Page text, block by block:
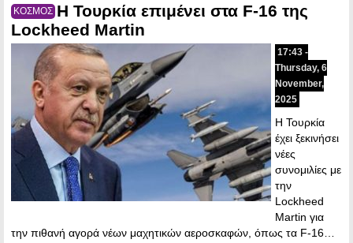
ΚΟΣΜΟΣ Η Τουρκία επιμένει στα F-16 της
Lockheed Martin
17:43 -
Thursday, 6
November,
2025
Η Τουρκία
έχει ξεκινήσει
νέες
συνομιλίες με
την
Lockheed
Martin για
την πιθανή αγορά νέων μαχητικών αεροσκαφών, όπως τα F-16…